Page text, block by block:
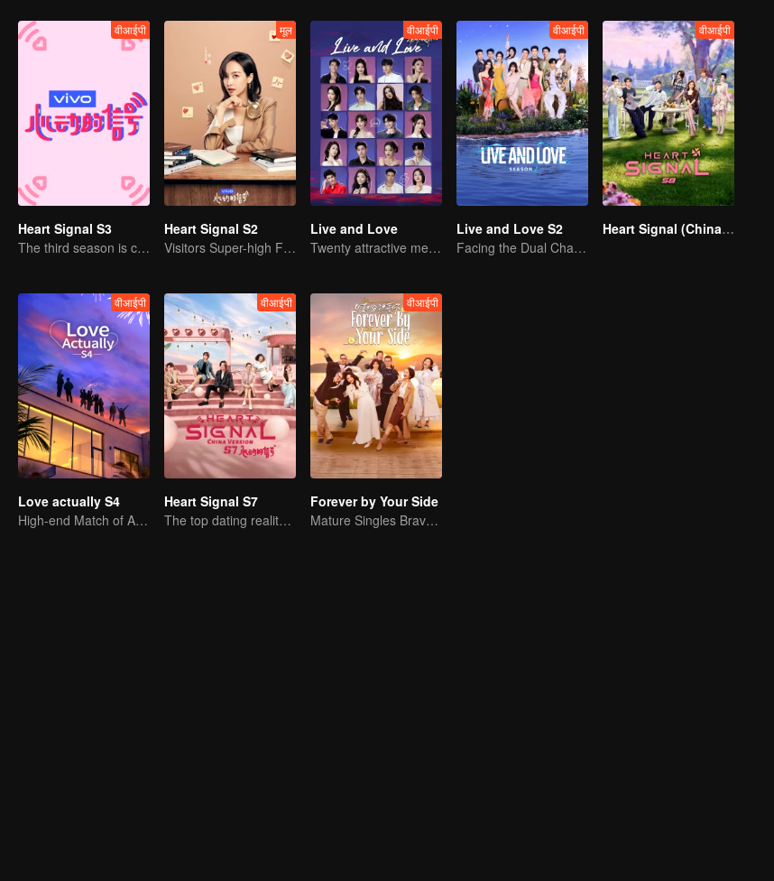
वीआईपी
Heart Signal S3
The third season is coming!
मूल
Heart Signal S2
Visitors Super-high Face Startled Observation Mission
वीआईपी
Live and Love
Twenty attractive men and women fall in love on a desert island
वीआईपी
Live and Love S2
Facing the Dual Challenges of Love and Survival
वीआईपी
Heart Signal (China Version) S8
वीआईपी
Love actually S4
High-end Match of Adults' ambiguity
वीआईपी
Heart Signal S7
The top dating reality show
वीआईपी
Forever by Your Side
Mature Singles Brave the World of Love Reality Shows